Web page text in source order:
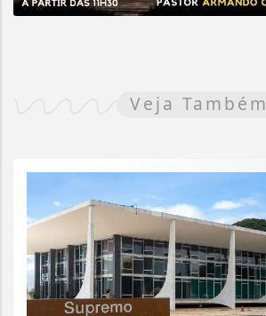
Veja Também